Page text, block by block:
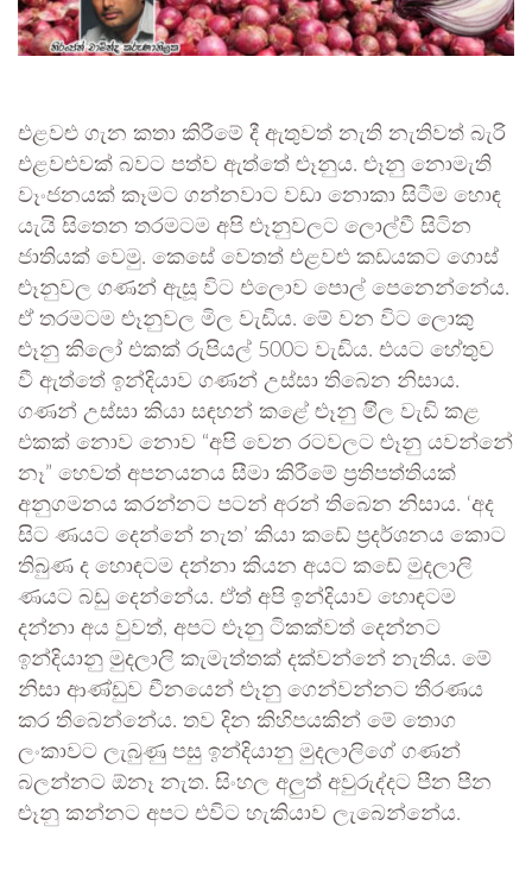
එළවළු ගැන කතා කිරීමේ දී ඇතුවත් නැති නැතිවත් බැරි
එළවළුවක් බවට පත්ව ඇත්තේ ළුෑනුය. ළුෑනු නොමැති
වෑංජනයක් කෑමට ගන්නවාට වඩා නොකා සිටීම හොඳ
යැයි සිතෙන තරමටම අපි ළුෑනුවලට ලොල්වී සිටින
ජාතියක් වෙමු. කෙසේ වෙතත් එළවළු කඩයකට ගොස්
ළුෑනුවල ගණන් ඇසූ විට එලොව පොල් පෙනෙන්නේය.
ඒ තරමටම ළුෑනුවල මිල වැඩිය. මේ වන විට ලොකු
ළුෑනු කිලෝ එකක් රුපියල් 500ට වැඩිය. එයට හේතුව
වී ඇත්තේ ඉන්දියාව ගණන් උස්සා තිබෙන නිසාය.
ගණන් උස්සා කියා සඳහන් කළේ ළුෑනු මිිල වැඩි කළ
එකක් නොව නොව “අපි වෙන රටවලට ළුෑනු යවන්නේ
නෑ” හෙවත් අපනයනය සීමා කිරීමේ ප්‍රතිපත්තියක්
අනුගමනය කරන්නට පටන් අරන් තිබෙන නිසාය. ‘අද
සිට ණයට දෙන්නේ නැත’ කියා කඩේ ප්‍රදර්ශනය කොට
තිබුණ ද හොඳටම දන්නා කියන අයට කඩේ මුදලාලි
ණයට බඩු දෙන්නේය. ඒත් අපි ඉන්දියාව හොඳටම
දන්නා අය වුවත්, අපට ළුෑනු ටිකක්වත් දෙන්නට
ඉන්දියානු මුදලාලි කැමැත්තක් දක්වන්නේ නැතිය. මේ
නිසා ආණ්ඩුව චීනයෙන් ළුෑනු ගෙන්වන්නට තීරණය
කර තිබෙන්නේය. තව දින කිහිපයකින් මේ තොග
ලංකාවට ලැබුණු පසු ඉන්දියානු මුදලාලිගේ ගණන්
බලන්නට ඕනෑ නැත. සිංහල අලුත් අවුරුද්දට පීන පීන
ළුෑනු කන්නට අපට එවිට හැකියාව ලැබෙන්නේය.